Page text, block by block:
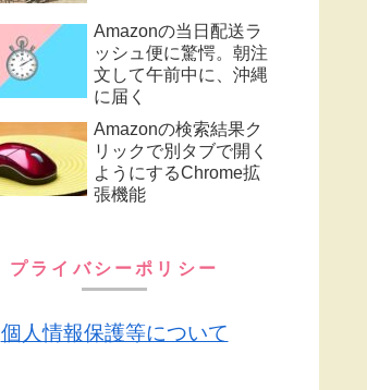
Amazonの当日配送ラ
ッシュ便に驚愕。朝注
文して午前中に、沖縄
に届く
Amazonの検索結果ク
リックで別タブで開く
ようにするChrome拡
張機能
プライバシーポリシー
個人情報保護等について